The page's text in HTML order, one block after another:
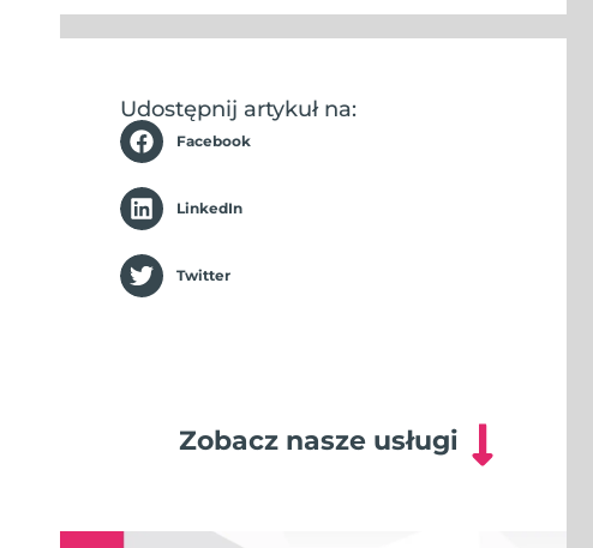
Udostępnij artykuł na:
Facebook
LinkedIn
Twitter
Zobacz nasze usługi